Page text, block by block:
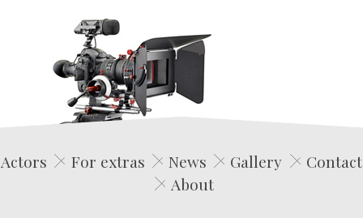
Edwin Film Agencja Aktorska
Actors For extras News Gallery
Contact
About